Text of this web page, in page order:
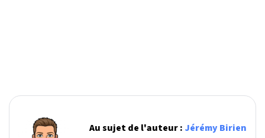
Au sujet de l'auteur : Jérémy Birien